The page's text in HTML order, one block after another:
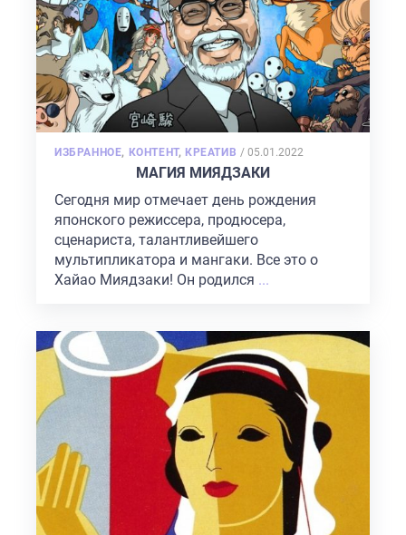
ИЗБРАННОЕ, КОНТЕНТ, КРЕАТИВ / POSTED
ON
05.01.2022
МАГИЯ МИЯДЗАКИ
Сегодня мир отмечает день рождения
японского режиссера, продюсера,
сценариста, талантливейшего
мультипликатора и мангаки. Все это о
Хайао Миядзаки! Он родился ...